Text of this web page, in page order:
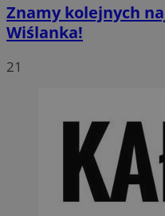
Znamy kolejnych
Wiślanka!
21